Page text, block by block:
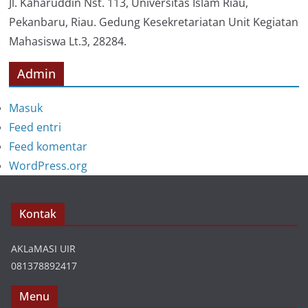
Pekanbaru, Riau. Gedung Kesekretariatan Unit Kegiatan
Mahasiswa Lt.3, 28284.
Admin
Masuk
Feed entri
Feed komentar
WordPress.org
Kontak
AKLaMASI UIR
081378892417
Menu